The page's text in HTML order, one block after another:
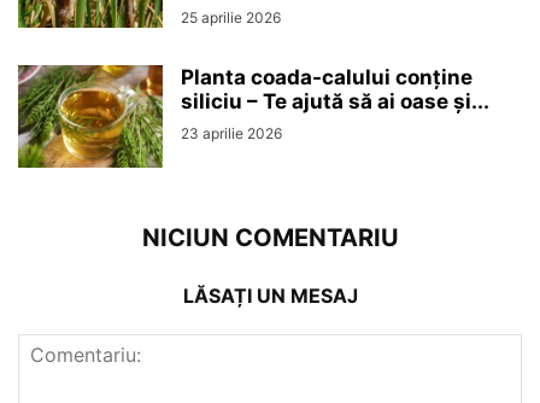
25 aprilie 2026
Planta coada-calului conține
siliciu – Te ajută să ai oase și...
23 aprilie 2026
NICIUN COMENTARIU
LĂSAȚI UN MESAJ